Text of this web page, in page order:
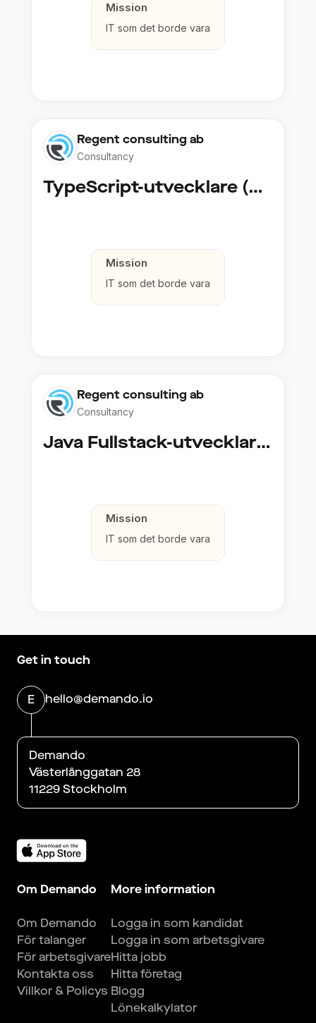
Mission
IT som det borde vara
Regent consulting ab
Consultancy
TypeScript-utvecklare (Fullstack / Cloud)
Mission
IT som det borde vara
Regent consulting ab
Consultancy
Java Fullstack-utvecklare (Cloud / Infrastruktur)
Mission
IT som det borde vara
Get in touch
E hello@demando.io
Demando
Västerlånggatan 28
11229 Stockholm
Om Demando
Om Demando
För talanger
För arbetsgivare
Kontakta oss
Villkor & Policys
More information
Logga in som kandidat
Logga in som arbetsgivare
Hitta jobb
Hitta företag
Blogg
Lönekalkylator